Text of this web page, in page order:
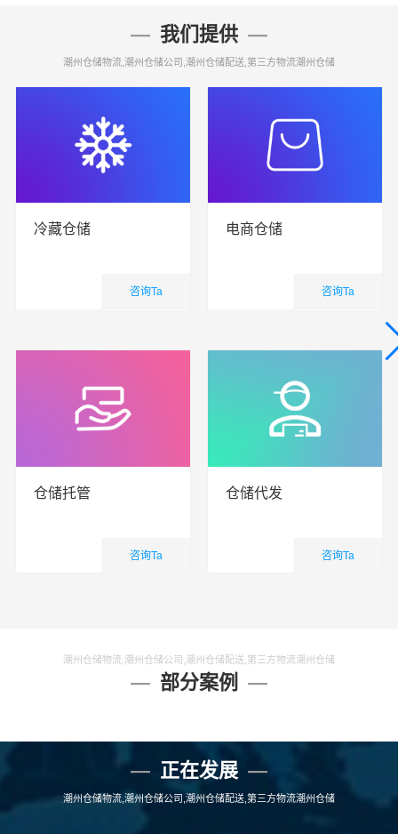
我们提供
潮州仓储物流,潮州仓储公司,潮州仓储配送,第三方物流潮州仓储
冷藏仓储
咨询Ta
电商仓储
咨询Ta
仓储托管
咨询Ta
仓储代发
咨询Ta
潮州仓储物流,潮州仓储公司,潮州仓储配送,第三方物流潮州仓储
部分案例
正在发展
潮州仓储物流,潮州仓储公司,潮州仓储配送,第三方物流潮州仓储